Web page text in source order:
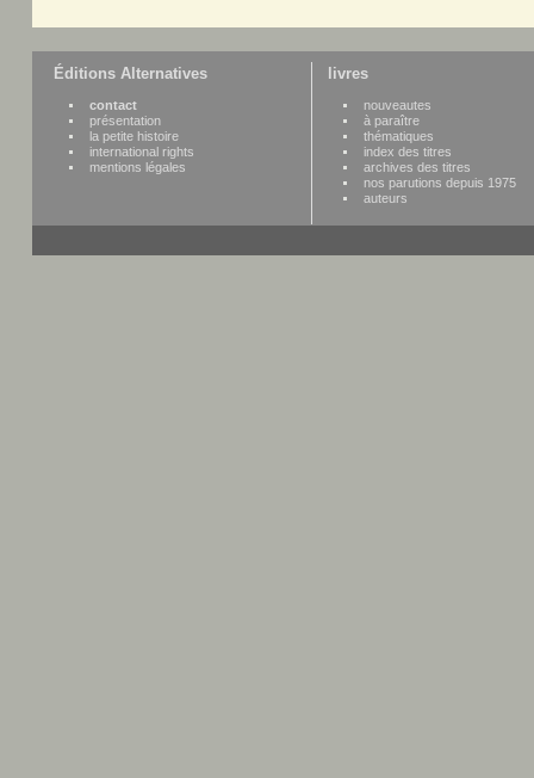
Éditions Alternatives
contact
présentation
la petite histoire
international rights
mentions légales
livres
nouveautes
à paraître
thématiques
index des titres
archives des titres
nos parutions depuis 1975
auteurs